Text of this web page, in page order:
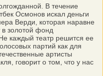
В течение
Осмонов искал деньги
Верди, которая наравне
в золотой фонд
каждый театр решится ее
партий как для
артисты
говорит о том, что у нас